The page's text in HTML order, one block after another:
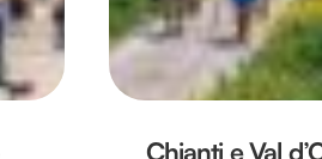
Chianti e Val